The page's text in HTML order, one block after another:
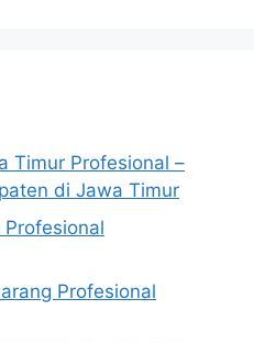
Timur Profesional –
di Jawa Timur
Profesional